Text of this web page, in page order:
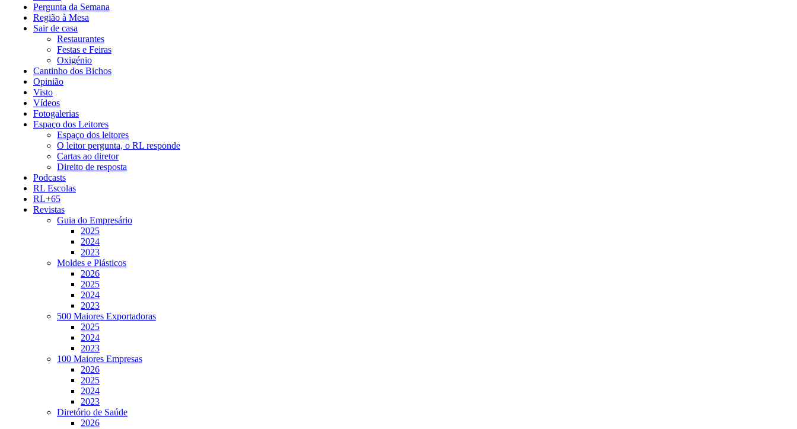
Pergunta da Semana
Região à Mesa
Sair de casa
Restaurantes
Festas e Feiras
Oxigénio
Cantinho dos Bichos
Opinião
Visto
Vídeos
Fotogalerias
Espaço dos Leitores
Espaço dos leitores
O leitor pergunta, o RL responde
Cartas ao diretor
Direito de resposta
Podcasts
RL Escolas
RL+65
Revistas
Guia do Empresário
2025
2024
2023
Moldes e Plásticos
2026
2025
2024
2023
500 Maiores Exportadoras
2025
2024
2023
100 Maiores Empresas
2026
2025
2024
2023
Diretório de Saúde
2026